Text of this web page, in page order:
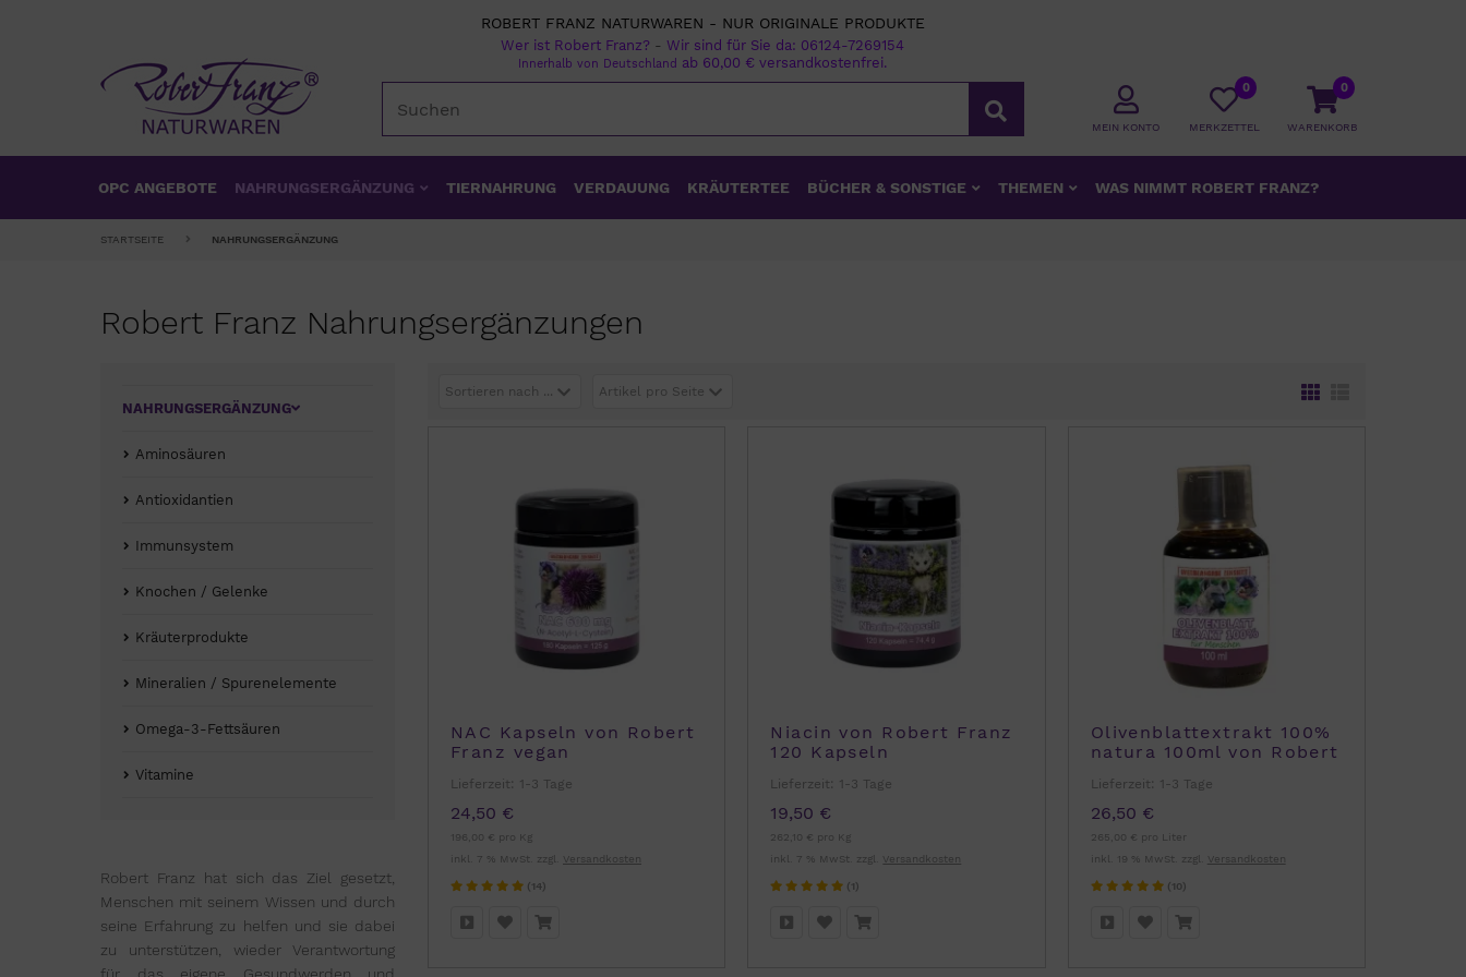
ROBERT FRANZ NATURWAREN - NUR ORIGINALE PRODUKTE
Wer ist Robert Franz? -Wir sind für Sie da: 06124-7269154
Innerhalb von Deutschland ab 60,00 € versandkostenfrei.
0
WARENKORB
0
MERKZETTEL
MEIN KONTO
OPC ANGEBOTE NAHRUNGSERGÄNZUNG TIERNAHRUNG VERDAUUNG KRÄUTERTEE BÜCHER & SONSTIGE THEMEN WAS NIMMT ROBERT FRANZ?
STARTSEITE NAHRUNGSERGÄNZUNG
Robert Franz Nahrungsergänzungen
Sortieren nach ... Artikel pro Seite
NAC Kapseln von Robert
Franz vegan
Lieferzeit: 1-3 Tage
24,50 €
196,00 € pro Kg
inkl. 7 % MwSt. zzgl.
Versandkosten
(14)
Niacin von Robert Franz
120 Kapseln
Lieferzeit: 1-3 Tage
19,50 €
262,10 € pro Kg
inkl. 7 % MwSt. zzgl.
Versandkosten
(1)
Olivenblattextrakt 100%
natura 100ml von Robert
Lieferzeit: 1-3 Tage
26,50 €
265,00 € pro Liter
inkl. 19 % MwSt. zzgl.
Versandkosten
(10)
NAHRUNGSERGÄNZUNG
Aminosäuren
Antioxidantien
Immunsystem
Knochen / Gelenke
Kräuterprodukte
Mineralien / Spurenelemente
Omega-3-Fettsäuren
Vitamine
Robert Franz hat sich das Ziel gesetzt,
Menschen mit seinem Wissen und durch
seine Erfahrung zu helfen und sie dabei
zu unterstützen, wieder Verantwortung